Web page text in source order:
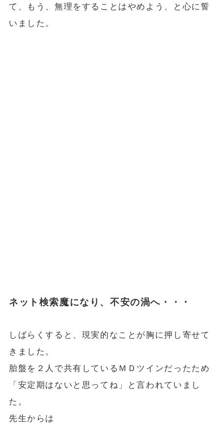
て、もう、無理をすることはやめよう、と心に誓
いました。
ネット検索魔になり、不安の渦へ・・・
しばらくすると、現実的なことが胸に押し寄せて
きました。
胎盤を２人で共有しているＭＤツインだったため
「安定期はないと思ってね」と言われていまし
た。
先生からは